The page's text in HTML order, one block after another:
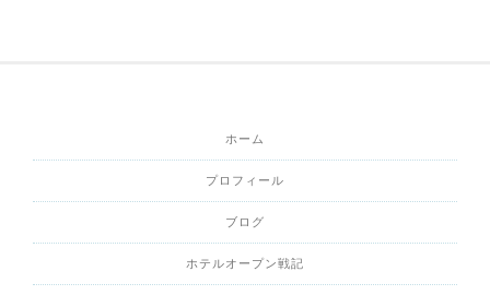
ホーム
プロフィール
ブログ
ホテルオープン戦記